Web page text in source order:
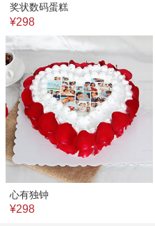
奖状数码蛋糕
¥298
心有独钟
¥298